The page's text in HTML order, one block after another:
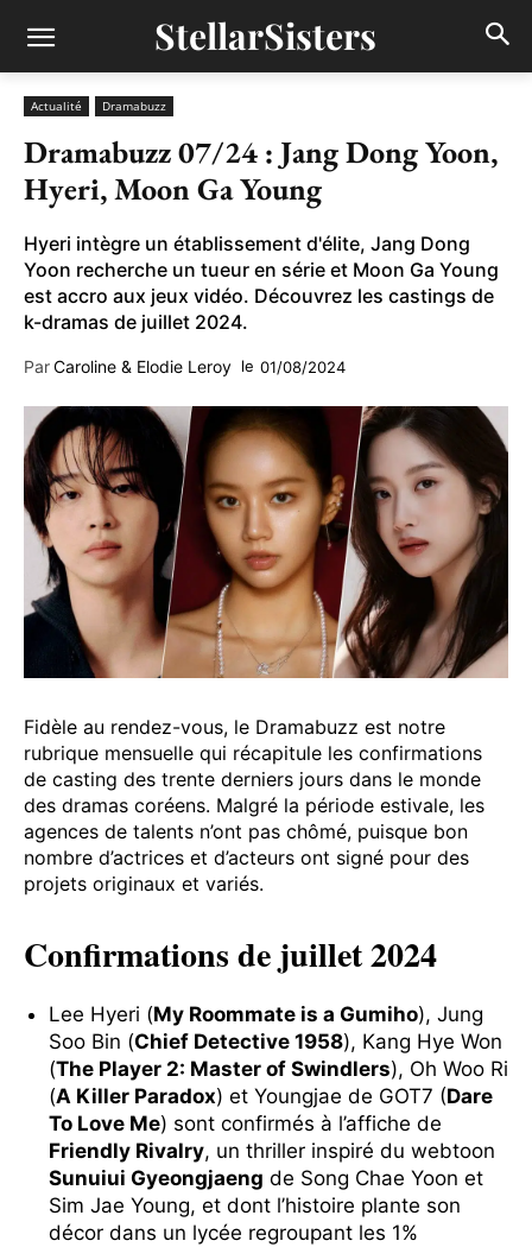
StellarSisters
Actualité Dramabuzz
Dramabuzz 07/24 : Jang Dong Yoon,
Hyeri, Moon Ga Young
Hyeri intègre un établissement d'élite, Jang Dong
Yoon recherche un tueur en série et Moon Ga Young
est accro aux jeux vidéo. Découvrez les castings de
k-dramas de juillet 2024.
ParCaroline & Elodie Leroy le 01/08/2024
Fidèle au rendez-vous, le Dramabuzz est notre
rubrique mensuelle qui récapitule les confirmations
de casting des trente derniers jours dans le monde
des dramas coréens. Malgré la période estivale, les
agences de talents n’ont pas chômé, puisque bon
nombre d’actrices et d’acteurs ont signé pour des
projets originaux et variés.
Confirmations de juillet 2024
Lee Hyeri (My Roommate is a Gumiho), Jung
Soo Bin (Chief Detective 1958), Kang Hye Won
(The Player 2: Master of Swindlers), Oh Woo Ri
(A Killer Paradox) et Youngjae de GOT7 (Dare
To Love Me) sont confirmés à l’affiche de
Friendly Rivalry, un thriller inspiré du webtoon
Sunuiui Gyeongjaeng de Song Chae Yoon et
Sim Jae Young, et dont l’histoire plante son
décor dans un lycée regroupant les 1%